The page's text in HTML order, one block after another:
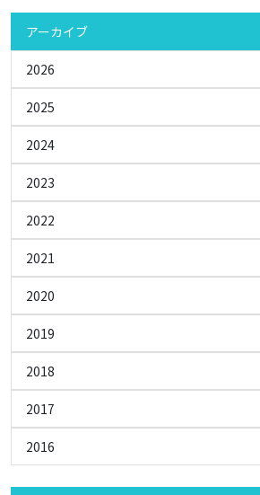
アーカイブ
2026
2025
2024
2023
2022
2021
2020
2019
2018
2017
2016